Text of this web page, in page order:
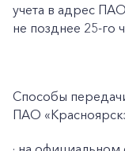
учета в адрес
не позднее 25-го
Способы
ПАО